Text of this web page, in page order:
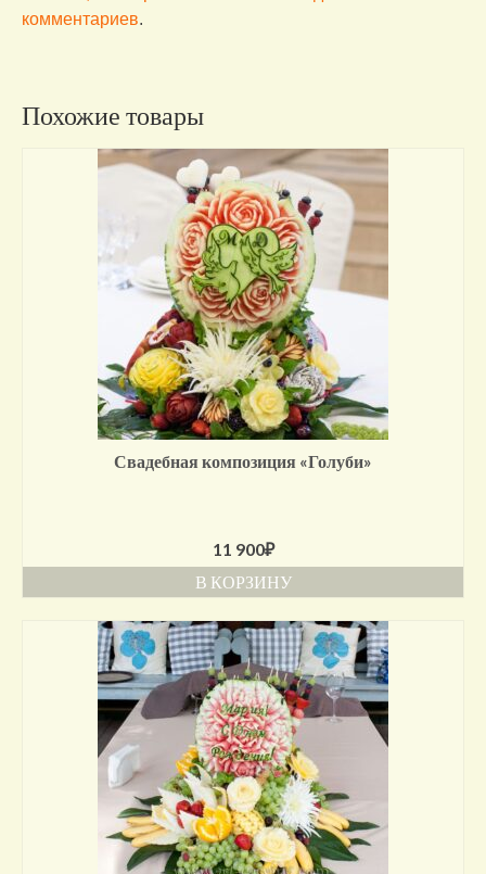
комментариев.
Похожие товары
Свадебная композиция «Голуби»
11 900₽
В КОРЗИНУ